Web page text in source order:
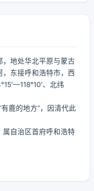
，地处华北平原与蒙古
东接呼和浩特市，西
、北纬
有鹿的地方”，因清代此
自治区首府呼和浩特